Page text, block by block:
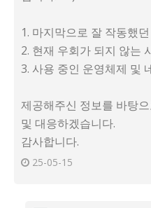
1. 마지막으로 잘 작동했
2. 현재 우회가 되지 않는
3. 사용 중인 운영체제 및
제공해주신 정보를 바탕
및 대응하겠습니다.
감사합니다.
25-05-15